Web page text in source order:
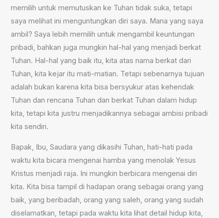
memilih untuk memutuskan ke Tuhan tidak suka, tetapi
saya melihat ini menguntungkan diri saya. Mana yang saya
ambil? Saya lebih memilih untuk mengambil keuntungan
pribadi, bahkan juga mungkin hal-hal yang menjadi berkat
Tuhan. Hal-hal yang baik itu, kita atas nama berkat dari
Tuhan, kita kejar itu mati-matian. Tetapi sebenarnya tujuan
adalah bukan karena kita bisa bersyukur atas kehendak
Tuhan dan rencana Tuhan dan berkat Tuhan dalam hidup
kita, tetapi kita justru menjadikannya sebagai ambisi pribadi
kita sendiri.
Bapak, Ibu, Saudara yang dikasihi Tuhan, hati-hati pada
waktu kita bicara mengenai hamba yang menolak Yesus
Kristus menjadi raja. Ini mungkin berbicara mengenai diri
kita. Kita bisa tampil di hadapan orang sebagai orang yang
baik, yang beribadah, orang yang saleh, orang yang sudah
diselamatkan, tetapi pada waktu kita lihat detail hidup kita,